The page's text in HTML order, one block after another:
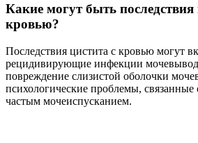
Какие могут быть последствия
кровью?
Последствия цистита с кровью могут
рецидивирующие инфекции
повреждение слизистой оболочки
психологические проблемы,
частым мочеиспусканием.